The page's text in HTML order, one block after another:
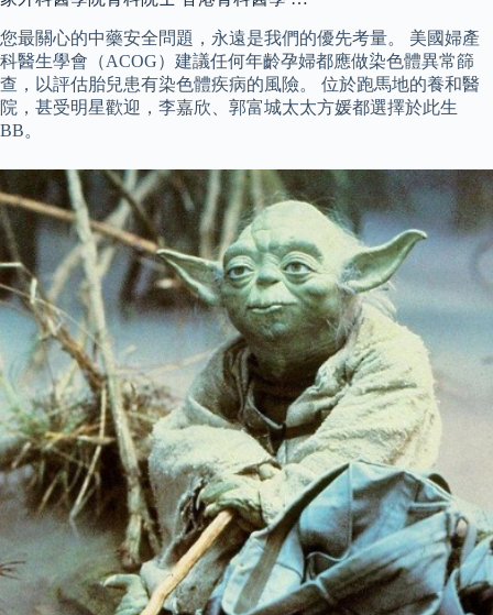
您最關心的中藥安全問題，永遠是我們的優先考量。 美國婦產
科醫生學會（ACOG）建議任何年齡孕婦都應做染色體異常篩
查，以評估胎兒患有染色體疾病的風險。 位於跑馬地的養和醫
院，甚受明星歡迎，李嘉欣、郭富城太太方媛都選擇於此生
BB。